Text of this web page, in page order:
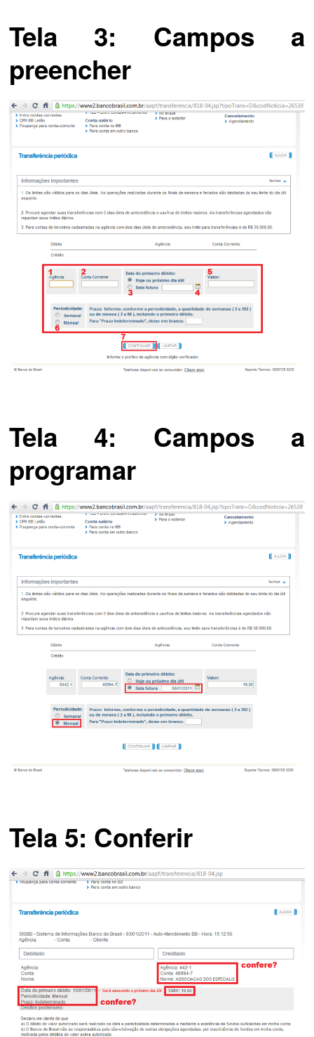
Tela 3: Campos a
preencher
Tela 4: Campos a
programar
Tela 5: Conferir